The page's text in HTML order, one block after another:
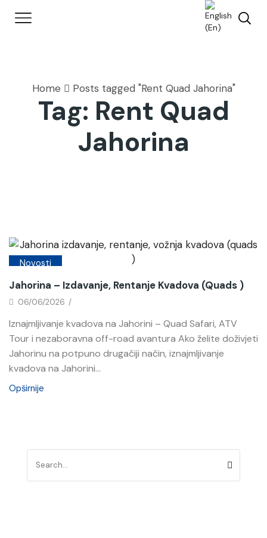
Home Posts tagged "Rent Quad Jahorina"
Tag: Rent Quad
Jahorina
Novosti
Jahorina – Izdavanje, Rentanje Kvadova (quads )
06/06/2026 /
Iznajmljivanje kvadova na Jahorini – Quad Safari, ATV
Tour i nezaboravna off-road avantura Ako želite doživjeti
Jahorinu na potpuno drugačiji način, iznajmljivanje
kvadova na Jahorini...
Opširnije